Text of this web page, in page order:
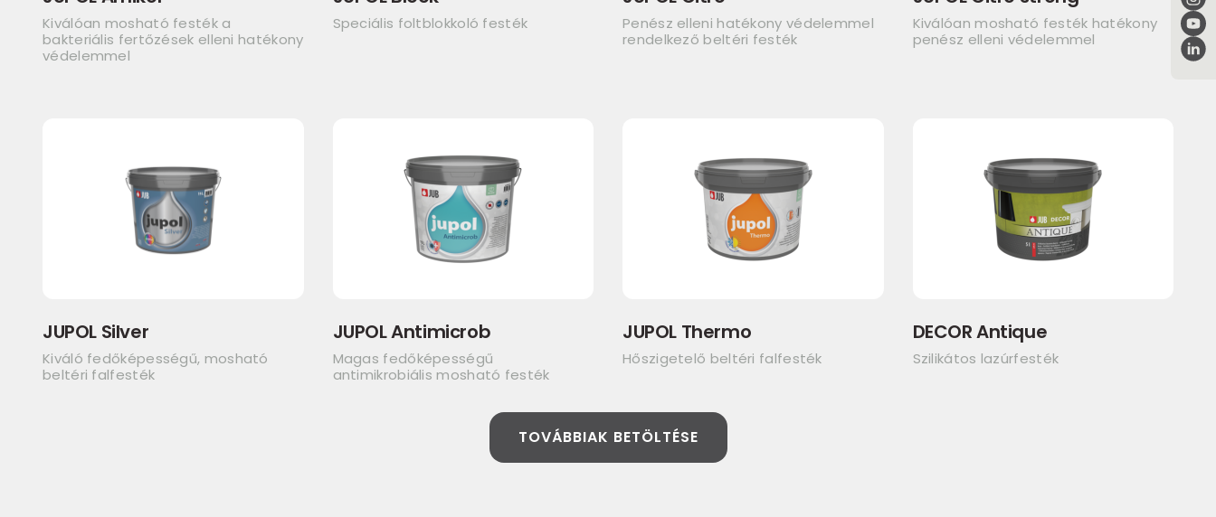
Kiválóan mosható festék a
bakteriális fertőzések elleni hatékony
védelemmel
Speciális foltblokkoló festék
Penész elleni hatékony védelemmel
rendelkező beltéri festék
Kiválóan mosható festék hatékony
penész elleni védelemmel
JUPOL Silver
Kiváló fedőképességű, mosható
beltéri falfesték
JUPOL Antimicrob
Magas fedőképességű
antimikrobiális mosható festék
JUPOL Thermo
Hőszigetelő beltéri falfesték
DECOR Antique
Szilikátos lazúrfesték
TOVÁBBIAK BETÖLTÉSE